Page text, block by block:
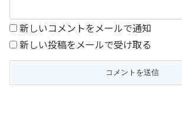
新しいコメントをメールで通知
新しい投稿をメールで受け取る